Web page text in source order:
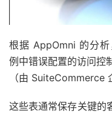
根据 AppOmni 的分
例中错误配置的访问控
（由 SuiteCommerce
这些表通常保存关键的